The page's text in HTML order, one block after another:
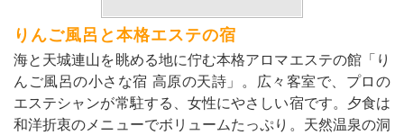
りんご風呂と本格エステの宿
海と天城連山を眺める地に佇む本格アロマエステの館「り
んご風呂の小さな宿 高原の天詩」。広々客室で、プロの
エステシャンが常駐する、女性にやさしい宿です。夕食は
和洋折衷のメニューでボリュームたっぷり。天然温泉の洞